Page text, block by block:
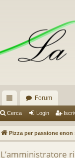
oll
eg
a
Forum
Cerca Login
Pizza per passione enon
L’amministratore